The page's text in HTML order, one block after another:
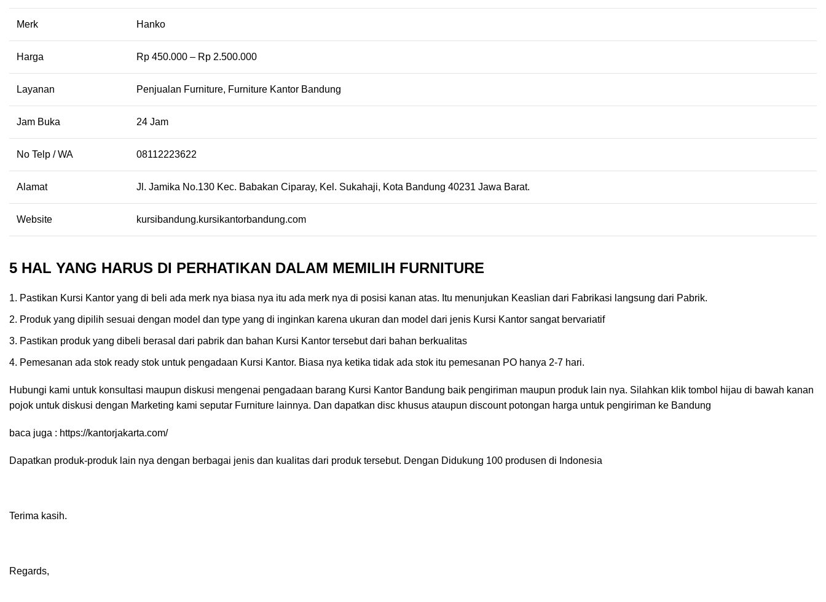
Merk Hanko
Harga Rp 450.000 – Rp 2.500.000
Layanan Penjualan Furniture, Furniture Kantor Bandung
Jam Buka 24 Jam
No Telp / WA 08112223622
Alamat Jl. Jamika No.130 Kec. Babakan Ciparay, Kel. Sukahaji, Kota Bandung 40231 Jawa Barat.
Website kursibandung.kursikantorbandung.com
5 HAL YANG HARUS DI PERHATIKAN DALAM MEMILIH FURNITURE
Pastikan Kursi Kantor yang di beli ada merk nya biasa nya itu ada merk nya di posisi kanan atas. Itu menunjukan Keaslian dari Fabrikasi langsung dari Pabrik.
Produk yang dipilih sesuai dengan model dan type yang di inginkan karena ukuran dan model dari jenis Kursi Kantor sangat bervariatif
Pastikan produk yang dibeli berasal dari pabrik dan bahan Kursi Kantor tersebut dari bahan berkualitas
Pemesanan ada stok ready stok untuk pengadaan Kursi Kantor. Biasa nya ketika tidak ada stok itu pemesanan PO hanya 2-7 hari.
Hubungi kami untuk konsultasi maupun diskusi mengenai pengadaan barang Kursi Kantor Bandung baik pengiriman maupun produk lain nya. Silahkan klik tombol hijau di bawah kanan
pojok untuk diskusi dengan Marketing kami seputar Furniture lainnya. Dan dapatkan disc khusus ataupun discount potongan harga untuk pengiriman ke Bandung
baca juga : https://kantorjakarta.com/
Dapatkan produk-produk lain nya dengan berbagai jenis dan kualitas dari produk tersebut. Dengan Didukung 100 produsen di Indonesia
Terima kasih.
Regards,